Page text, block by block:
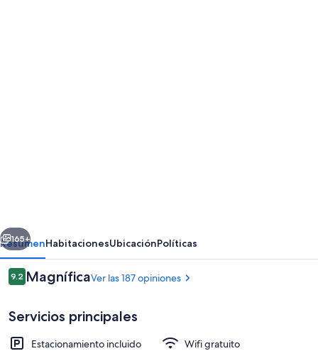
Siguiente
165+
ResumenHabitacionesUbicaciónPolíticas
Opiniones
9.29.2 de 10,
MagníficaVer las 187 opiniones
Servicios principales
Estacionamiento incluido
Wifi gratuito